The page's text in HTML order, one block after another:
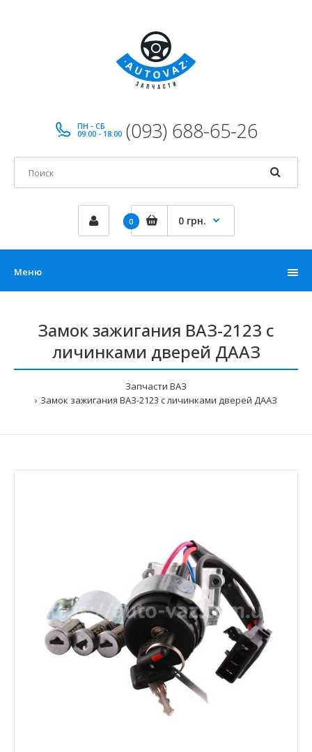
ПН - СБ
09:00 - 18:00 (093) 688-65-26
0 0 грн.
Меню
Замок зажигания ВАЗ-2123 с
личинками дверей ДААЗ
Запчасти ВАЗ
Замок зажигания ВАЗ-2123 с личинками дверей ДААЗ